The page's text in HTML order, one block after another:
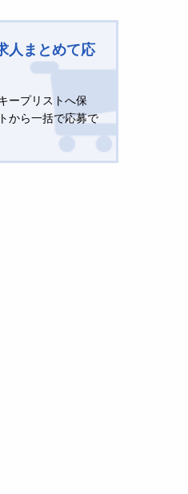
人まとめて応
ープリストへ保
から一括で応募で